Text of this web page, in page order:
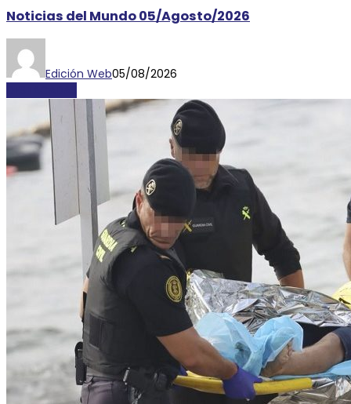
Noticias del Mundo 05/Agosto/2026
Edición Web05/08/2026